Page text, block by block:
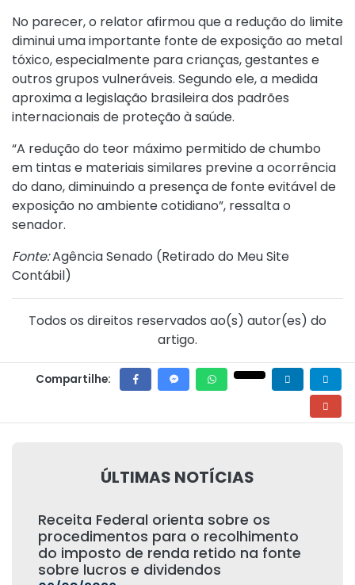
No parecer, o relator afirmou que a redução do limite
diminui uma importante fonte de exposição ao metal
tóxico, especialmente para crianças, gestantes e
outros grupos vulneráveis. Segundo ele, a medida
aproxima a legislação brasileira dos padrões
internacionais de proteção à saúde.
“A redução do teor máximo permitido de chumbo
em tintas e materiais similares previne a ocorrência
do dano, diminuindo a presença de fonte evitável de
exposição no ambiente cotidiano”, ressalta o
senador.
Fonte:Agência Senado (Retirado do Meu Site
Contábil)
Todos os direitos reservados ao(s) autor(es) do
artigo.
Compartilhe:
ÚLTIMAS NOTÍCIAS
Receita Federal orienta sobre os
procedimentos para o recolhimento
do imposto de renda retido na fonte
sobre lucros e dividendos